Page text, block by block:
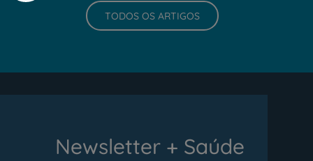
TODOS OS ARTIGOS
Newsletter + Saúde